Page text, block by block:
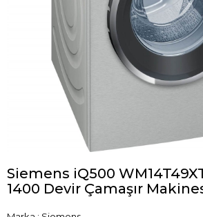
Siemens iQ500
1400 Devir Çamaşır